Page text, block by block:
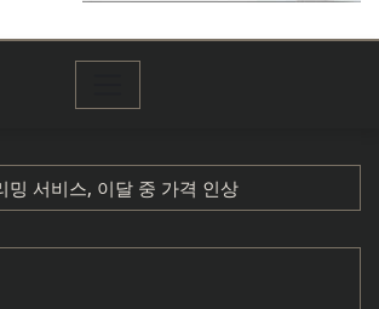
밍 서비스, 이달 중 가격 인상